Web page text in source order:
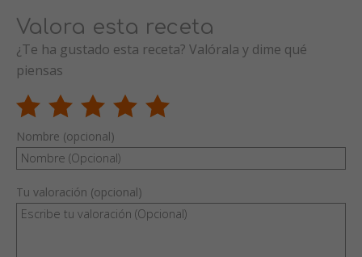
Valora esta receta
¿Te ha gustado esta receta? Valórala y dime qué
piensas
Nombre (opcional)
Tu valoración (opcional)